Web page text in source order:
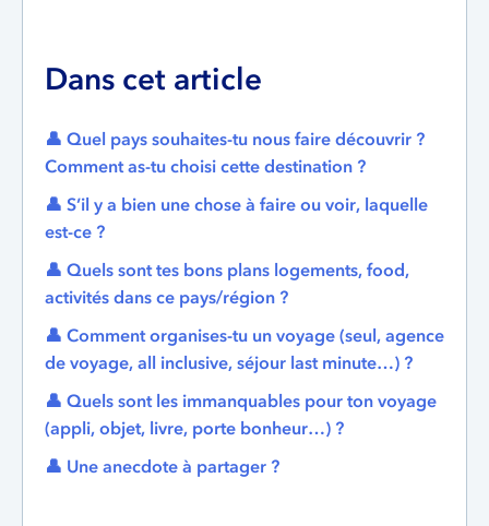
Dans cet article
👤 Quel pays souhaites-tu nous faire découvrir ?
Comment as-tu choisi cette destination ?
👤 S’il y a bien une chose à faire ou voir, laquelle
est-ce ?
👤 Quels sont tes bons plans logements, food,
activités dans ce pays/région ?
👤 Comment organises-tu un voyage (seul, agence
de voyage, all inclusive, séjour last minute…) ?
👤 Quels sont les immanquables pour ton voyage
(appli, objet, livre, porte bonheur…) ?
👤 Une anecdote à partager ?